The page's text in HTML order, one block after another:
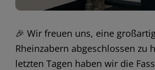
🎉 Wir freuen uns, eine
Rheinzabern abgeschlossen zu
letzten Tagen haben wir die